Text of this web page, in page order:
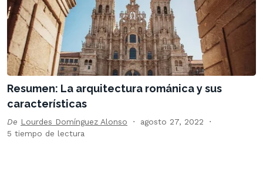
Resumen: La arquitectura románica y sus
características
De Lourdes Domínguez Alonso
agosto 27, 2022
5 tiempo de lectura